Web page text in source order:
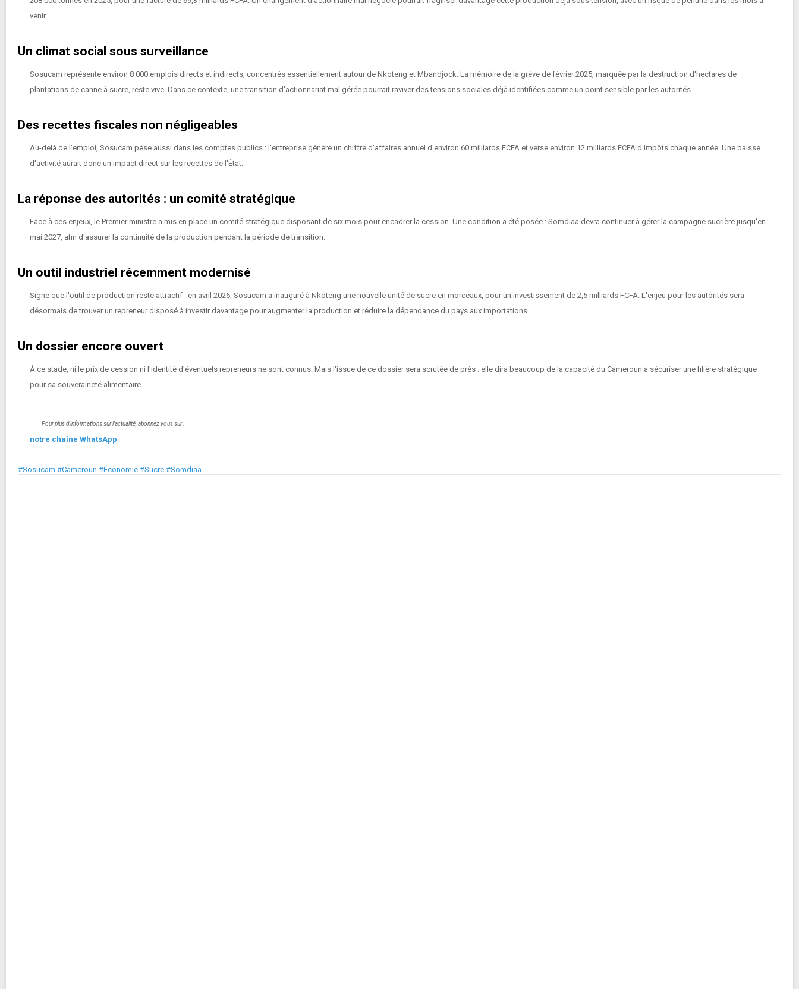
venir.
Un climat social sous surveillance
Sosucam représente environ 8 000 emplois directs et indirects, concentrés essentiellement autour de Nkoteng et Mbandjock. La mémoire de la grève de février 2025, marquée par la destruction d'hectares de
plantations de canne à sucre, reste vive. Dans ce contexte, une transition d'actionnariat mal gérée pourrait raviver des tensions sociales déjà identifiées comme un point sensible par les autorités.
Des recettes fiscales non négligeables
Au-delà de l'emploi, Sosucam pèse aussi dans les comptes publics : l'entreprise génère un chiffre d'affaires annuel d'environ 60 milliards FCFA et verse environ 12 milliards FCFA d'impôts chaque année. Une baisse
d'activité aurait donc un impact direct sur les recettes de l'État.
La réponse des autorités : un comité stratégique
Face à ces enjeux, le Premier ministre a mis en place un comité stratégique disposant de six mois pour encadrer la cession. Une condition a été posée : Somdiaa devra continuer à gérer la campagne sucrière jusqu'en
mai 2027, afin d'assurer la continuité de la production pendant la période de transition.
Un outil industriel récemment modernisé
Signe que l'outil de production reste attractif : en avril 2026, Sosucam a inauguré à Nkoteng une nouvelle unité de sucre en morceaux, pour un investissement de 2,5 milliards FCFA. L'enjeu pour les autorités sera
désormais de trouver un repreneur disposé à investir davantage pour augmenter la production et réduire la dépendance du pays aux importations.
Un dossier encore ouvert
À ce stade, ni le prix de cession ni l'identité d'éventuels repreneurs ne sont connus. Mais l'issue de ce dossier sera scrutée de près : elle dira beaucoup de la capacité du Cameroun à sécuriser une filière stratégique
pour sa souveraineté alimentaire.
Pour plus d'informations sur l'actualité, abonnez vous sur :
notre chaîne WhatsApp
#Sosucam #Cameroun #Économie #Sucre #Somdiaa